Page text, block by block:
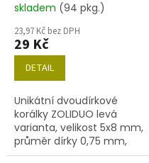
skladem (94 pkg.)
23,97 Kč bez DPH
29 Kč
DETAIL
Unikátní dvoudírkové
korálky ZOLIDUO levá
varianta, velikost 5x8 mm,
průměr dírky 0,75 mm,
obsah balení 20 ks nebo